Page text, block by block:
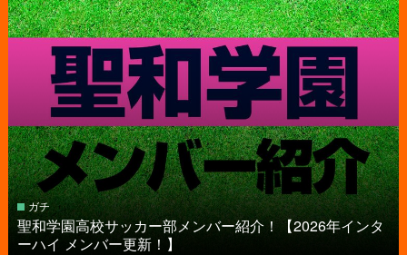
ガチ
聖和学園高校サッカー部メンバー紹介！【2026年インタ
ーハイ メンバー更新！】